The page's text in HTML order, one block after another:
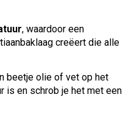
, waardoor een
creëert die alle
beetje olie of vet op het
is en schrob je het met een